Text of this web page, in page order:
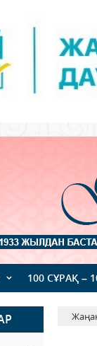
100 СҰРАҚ –